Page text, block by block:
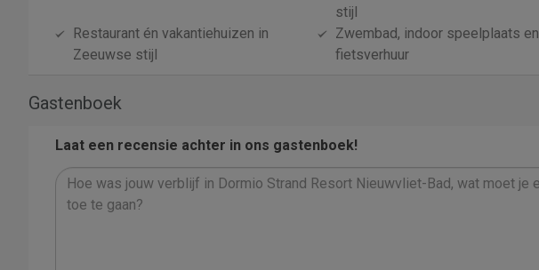
stijl
Restaurant én vakantiehuizen in
Zeeuwse stijl
Zwembad, indoor speelplaats en
fietsverhuur
Gastenboek
Laat een recensie achter in ons gastenboek!